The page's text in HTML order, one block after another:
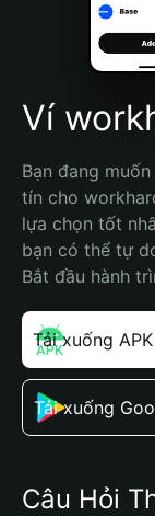
Português (Brasil)
Español
Ví
Bạn đang
tín cho
lựa chọn tốt
bạn có thể tự
Bắt đầu hành
Tải xuống
Tải xuống
Câu Hỏi